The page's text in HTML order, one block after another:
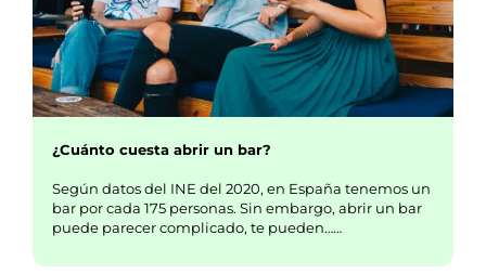
¿Cuánto cuesta abrir un bar?
Según datos del INE del 2020, en España tenemos un
bar por cada 175 personas. Sin embargo, abrir un bar
puede parecer complicado, te pueden……